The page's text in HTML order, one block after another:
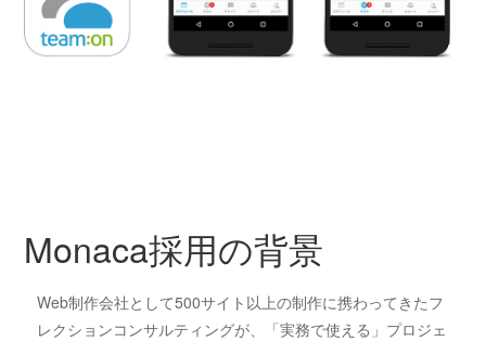
Monaca採用の背景
Web制作会社として500サイト以上の制作に携わってきたフ
レクションコンサルティングが、「実務で使える」プロジェ